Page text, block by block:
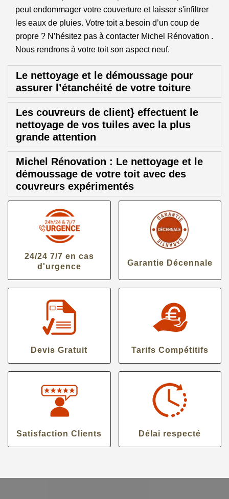
peut endommager votre couverture et laisser s'infiltrer
les eaux de pluies. Votre toit a besoin d’un coup de
propre ? N’hésitez pas à contacter Michel Rénovation .
Nous rendrons à votre toit son aspect neuf.
Le nettoyage et le démoussage pour
assurer l’étanchéité de votre toiture
Les couvreurs de client} effectuent le
nettoyage de vos tuiles avec la plus
grande attention
Michel Rénovation : Le nettoyage et le
démoussage de votre toit avec des
couvreurs expérimentés
24/24 7/7 en cas
d'urgence
Garantie Décennale
Devis Gratuit Tarifs Compétitifs
Satisfaction Clients Délai respecté